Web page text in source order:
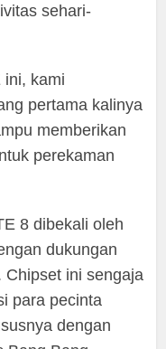
sehari-
ini, kami
pertama kalinya
memberikan
perekaman
8 dibekali oleh
dukungan
ini sengaja
para pecinta
dengan